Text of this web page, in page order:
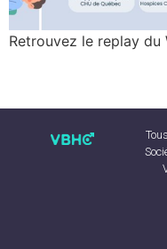
Retrouvez le replay